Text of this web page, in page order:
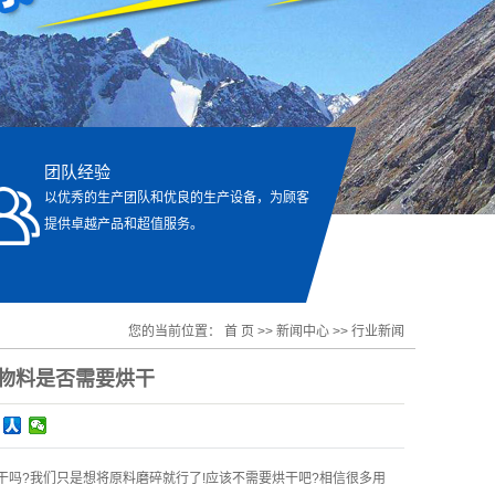
团队经验
以优秀的生产团队和优良的生产设备，为顾客
提供卓越产品和超值服务。
您的当前位置： 首 页 >> 新闻中心 >> 行业新闻
料是否需要烘干
?我们只是想将原料磨碎就行了!应该不需要烘干吧?相信很多用